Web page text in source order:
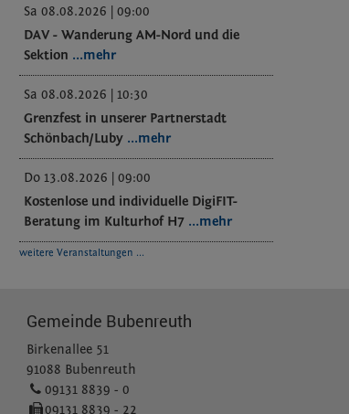
Sa 08.08.2026 | 09:00
DAV - Wanderung AM-Nord und die
Sektion ...mehr
Sa 08.08.2026 | 10:30
Grenzfest in unserer Partnerstadt
Schönbach/Luby ...mehr
Do 13.08.2026 | 09:00
Kostenlose und individuelle DigiFIT-
Beratung im Kulturhof H7 ...mehr
weitere Veranstaltungen ...
Gemeinde Bubenreuth
Birkenallee 51
91088 Bubenreuth
09131 8839 - 0
09131 8839 - 22